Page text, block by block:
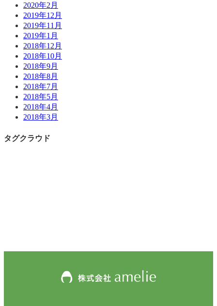
2020年2月
2019年12月
2019年11月
2019年1月
2018年12月
2018年10月
2018年9月
2018年8月
2018年7月
2018年5月
2018年4月
2018年3月
タグクラウド